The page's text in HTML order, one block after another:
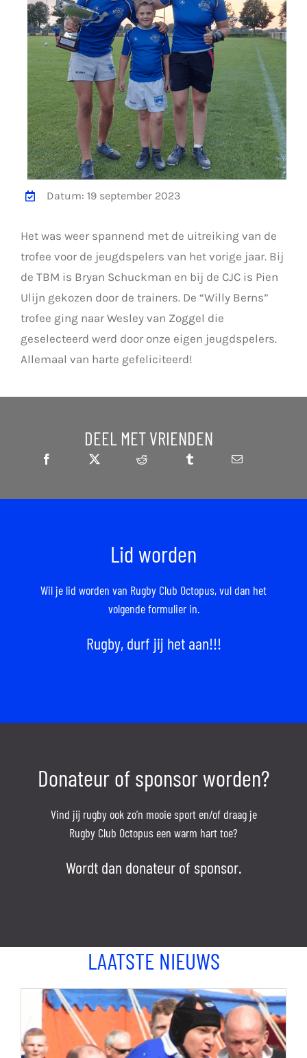
Datum: 19 september 2023
Het was weer spannend met de uitreiking van de
trofee voor de jeugdspelers van het vorige jaar. Bij
de TBM is Bryan Schuckman en bij de CJC is Pien
Ulijn gekozen door de trainers. De “Willy Berns”
trofee ging naar Wesley van Zoggel die
geselecteerd werd door onze eigen jeugdspelers.
Allemaal van harte gefeliciteerd!
DEEL MET VRIENDEN
Lid worden
Wil je lid worden van Rugby Club Octopus,vul dan het
volgende formulier in.
Rugby, durf jij het aan!!!
Donateur of sponsor worden?
Vind jij rugby ook zo’n mooie sport en/of draag je
Rugby Club Octopus een warm hart toe?
Wordt dan donateur of sponsor.
LAATSTE NIEUWS